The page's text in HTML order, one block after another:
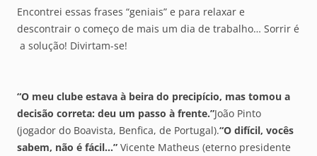
Encontrei essas frases “geniais” e para relaxar e
descontrair o começo de mais um dia de trabalho… Sorrir é
a solução! Divirtam-se!
“O meu clube estava à beira do precipício, mas tomou a
decisão correta: deu um passo à frente.”João Pinto
(jogador do Boavista, Benfica, de Portugal).“O difícil, vocês
sabem, não é fácil…” Vicente Matheus (eterno presidente